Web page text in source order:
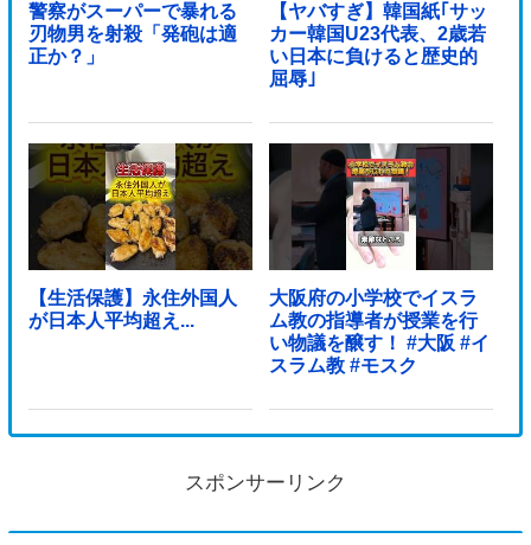
警察がスーパーで暴れる
刃物男を射殺「発砲は適
正か？」
【ヤバすぎ】韓国紙｢サッ
カー韓国U23代表、2歳若
い日本に負けると歴史的
屈辱｣
【生活保護】永住外国人
が日本人平均超え...
大阪府の小学校でイスラ
ム教の指導者が授業を行
い物議を醸す！ #大阪 #イ
スラム教 #モスク
スポンサーリンク